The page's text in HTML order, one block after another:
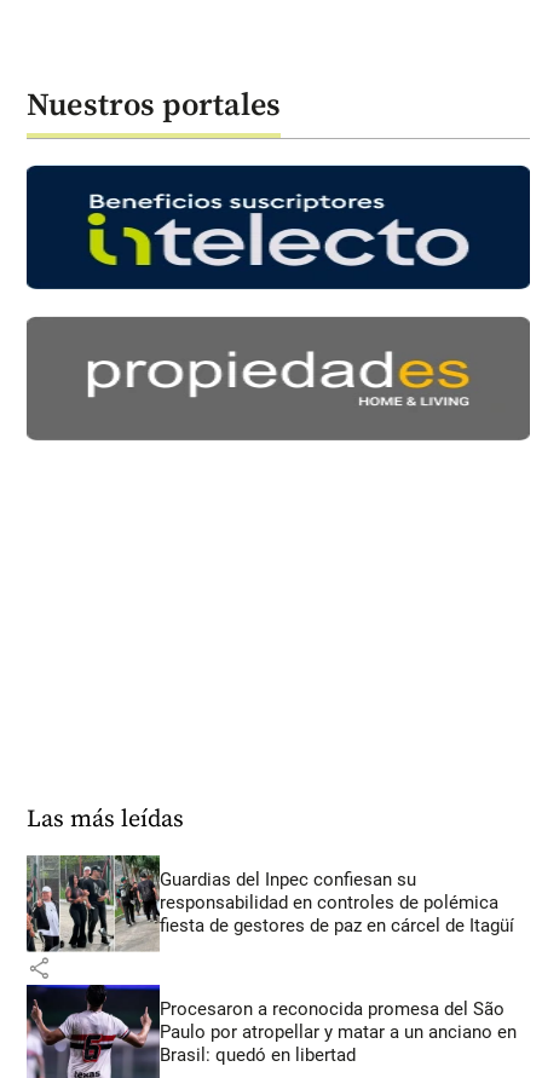
Nuestros portales
Las más leídas
Guardias del Inpec confiesan su
responsabilidad en controles de polémica
fiesta de gestores de paz en cárcel de Itagüí
share
Procesaron a reconocida promesa del São
Paulo por atropellar y matar a un anciano en
Brasil: quedó en libertad